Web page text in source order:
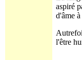
aspiré
d'âme
l'être